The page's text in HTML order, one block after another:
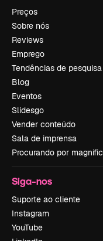
Preços
Sobre nós
Reviews
Emprego
Tendências de pesquisa
Blog
Eventos
Slidesgo
Vender conteúdo
Sala de imprensa
Procurando por
Siga-nos
Suporte ao cliente
Instagram
YouTube